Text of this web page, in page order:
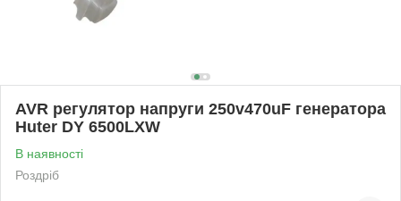
AVR регулятор напруги 250v470uF генератора
Huter DY 6500LXW
В наявності
Роздріб